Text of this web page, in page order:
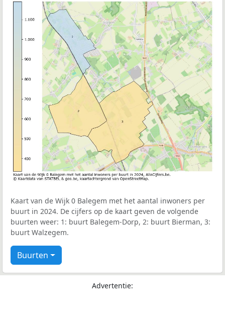
Kaart van de Wijk 0 Balegem met het aantal inwoners per
buurt in 2024. De cijfers op de kaart geven de volgende
buurten weer: 1: buurt Balegem-Dorp, 2: buurt Bierman, 3:
buurt Walzegem.
Buurten
Advertentie: